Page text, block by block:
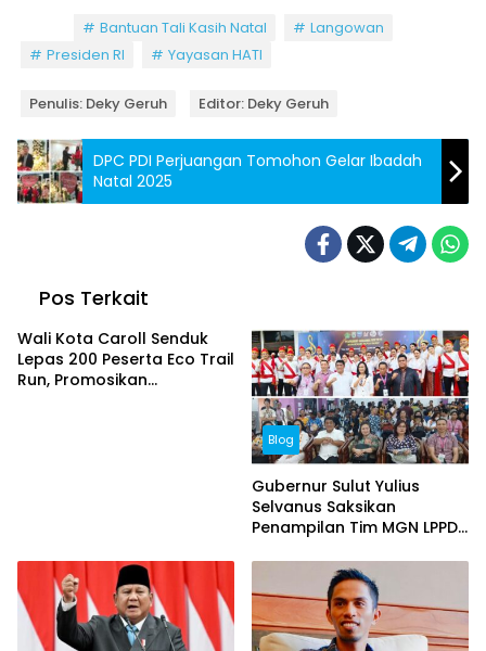
Bantuan Tali Kasih Natal
Langowan
Presiden RI
Yayasan HATI
Penulis: Deky Geruh Editor: Deky Geruh
DPC PDI Perjuangan Tomohon Gelar Ibadah
Natal 2025
Pos Terkait
Wali Kota Caroll Senduk
Lepas 200 Peserta Eco Trail
Run, Promosikan
Blog
Gubernur Sulut Yulius
Selvanus Saksikan
Penampilan Tim MGN LPPD
Pesparawi Nasional XIV